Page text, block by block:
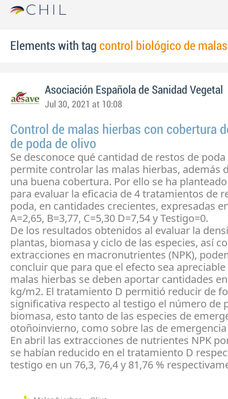
Elements with tag control biológico de
Asociación Española de Sanidad Vegetal
Jul 30, 2021 at 10:08
Control de malas hierbas con cobertura
de poda de olivo
Se desconoce qué cantidad de restos de
permite controlar las malas hierbas, además
una buena cobertura. Por ello se ha
para evaluar la eficacia de 4 tratamientos de
poda, en cantidades crecientes, expresadas
A=2,65, B=3,77, C=5,30 D=7,54 y Testigo=0.
De los resultados obtenidos al evaluar la
plantas, biomasa y ciclo de las especies, así
extracciones en macronutrientes (NPK),
concluir que para que el efecto sea
malas hierbas se deben aportar cantidades
kg/m2. El tratamiento D permitió reducir de
significativa respecto al testigo el número de
biomasa, esto tanto de las especies de
otoñoinvierno, como sobre las de
En abril las extracciones de nutrientes NPK
se habían reducido en el tratamiento D
testigo en un 76,3, 76,4 y 81,76 %